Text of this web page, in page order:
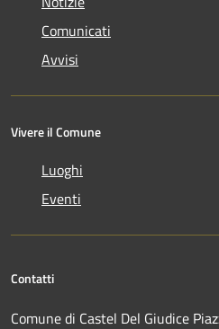
Comunicati
Avvisi
Vivere il Comune
Luoghi
Eventi
Contatti
Comune di Castel Del Giudice